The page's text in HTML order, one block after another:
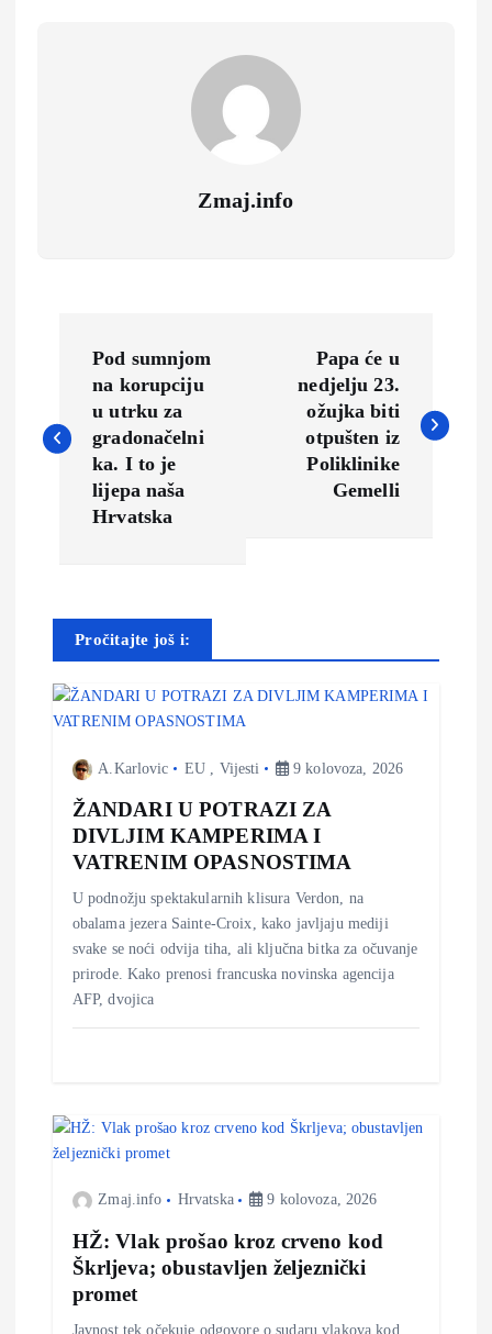
Zmaj.info
v
a
c
a
Pod sumnjom
na korupciju
u utrku za
gradonačelni
ka. I to je
lijepa naša
Hrvatska
Papa će u
nedjelju 23.
ožujka biti
otpušten iz
Poliklinike
Gemelli
Pročitajte još i:
A.Karlovic EU Vijesti 9 kolovoza, 2026
ŽANDARI U POTRAZI ZA
DIVLJIM KAMPERIMA I
VATRENIM OPASNOSTIMA
U podnožju spektakularnih klisura Verdon, na
obalama jezera Sainte-Croix, kako javljaju mediji
svake se noći odvija tiha, ali ključna bitka za očuvanje
prirode. Kako prenosi francuska novinska agencija
AFP, dvojica
Zmaj.info Hrvatska 9 kolovoza, 2026
HŽ: Vlak prošao kroz crveno kod
Škrljeva; obustavljen željeznički
promet
Javnost tek očekuje odgovore o sudaru vlakova kod